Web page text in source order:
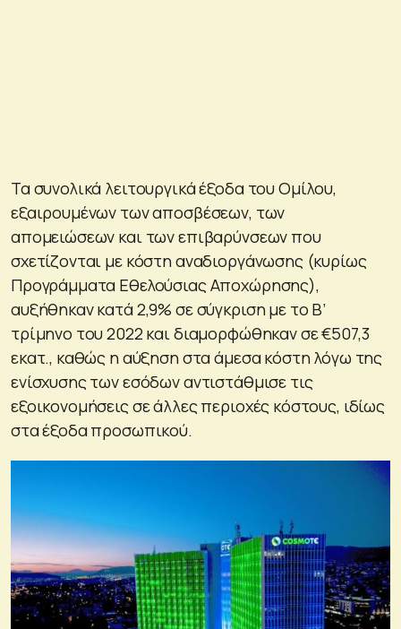
Τα συνολικά λειτουργικά έξοδα του Ομίλου,
εξαιρουμένων των αποσβέσεων, των
απομειώσεων και των επιβαρύνσεων που
σχετίζονται με κόστη αναδιοργάνωσης (κυρίως
Προγράμματα Εθελούσιας Αποχώρησης),
αυξήθηκαν κατά 2,9% σε σύγκριση με το Β’
τρίμηνο του 2022 και διαμορφώθηκαν σε €507,3
εκατ., καθώς η αύξηση στα άμεσα κόστη λόγω της
ενίσχυσης των εσόδων αντιστάθμισε τις
εξοικονομήσεις σε άλλες περιοχές κόστους, ιδίως
στα έξοδα προσωπικού.